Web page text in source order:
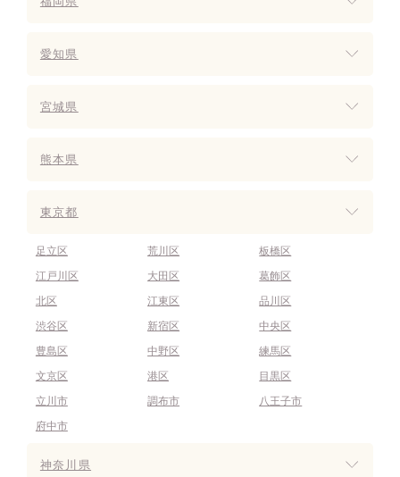
愛知県
宮城県
熊本県
東京都
足立区 荒川区
板橋区
江戸川区
大田区
葛飾区
北区
江東区
品川区
渋谷区
新宿区
中央区
豊島区
中野区
練馬区
文京区
港区
目黒区
立川市
調布市
八王子市
府中市
神奈川県